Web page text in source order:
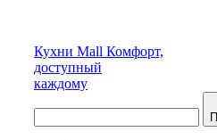
Кухни Mall Комфорт,
доступный
каждому